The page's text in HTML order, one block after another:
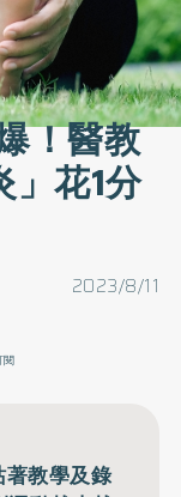
！醫教
」花1分
2023/8/11
閱
教學及錄